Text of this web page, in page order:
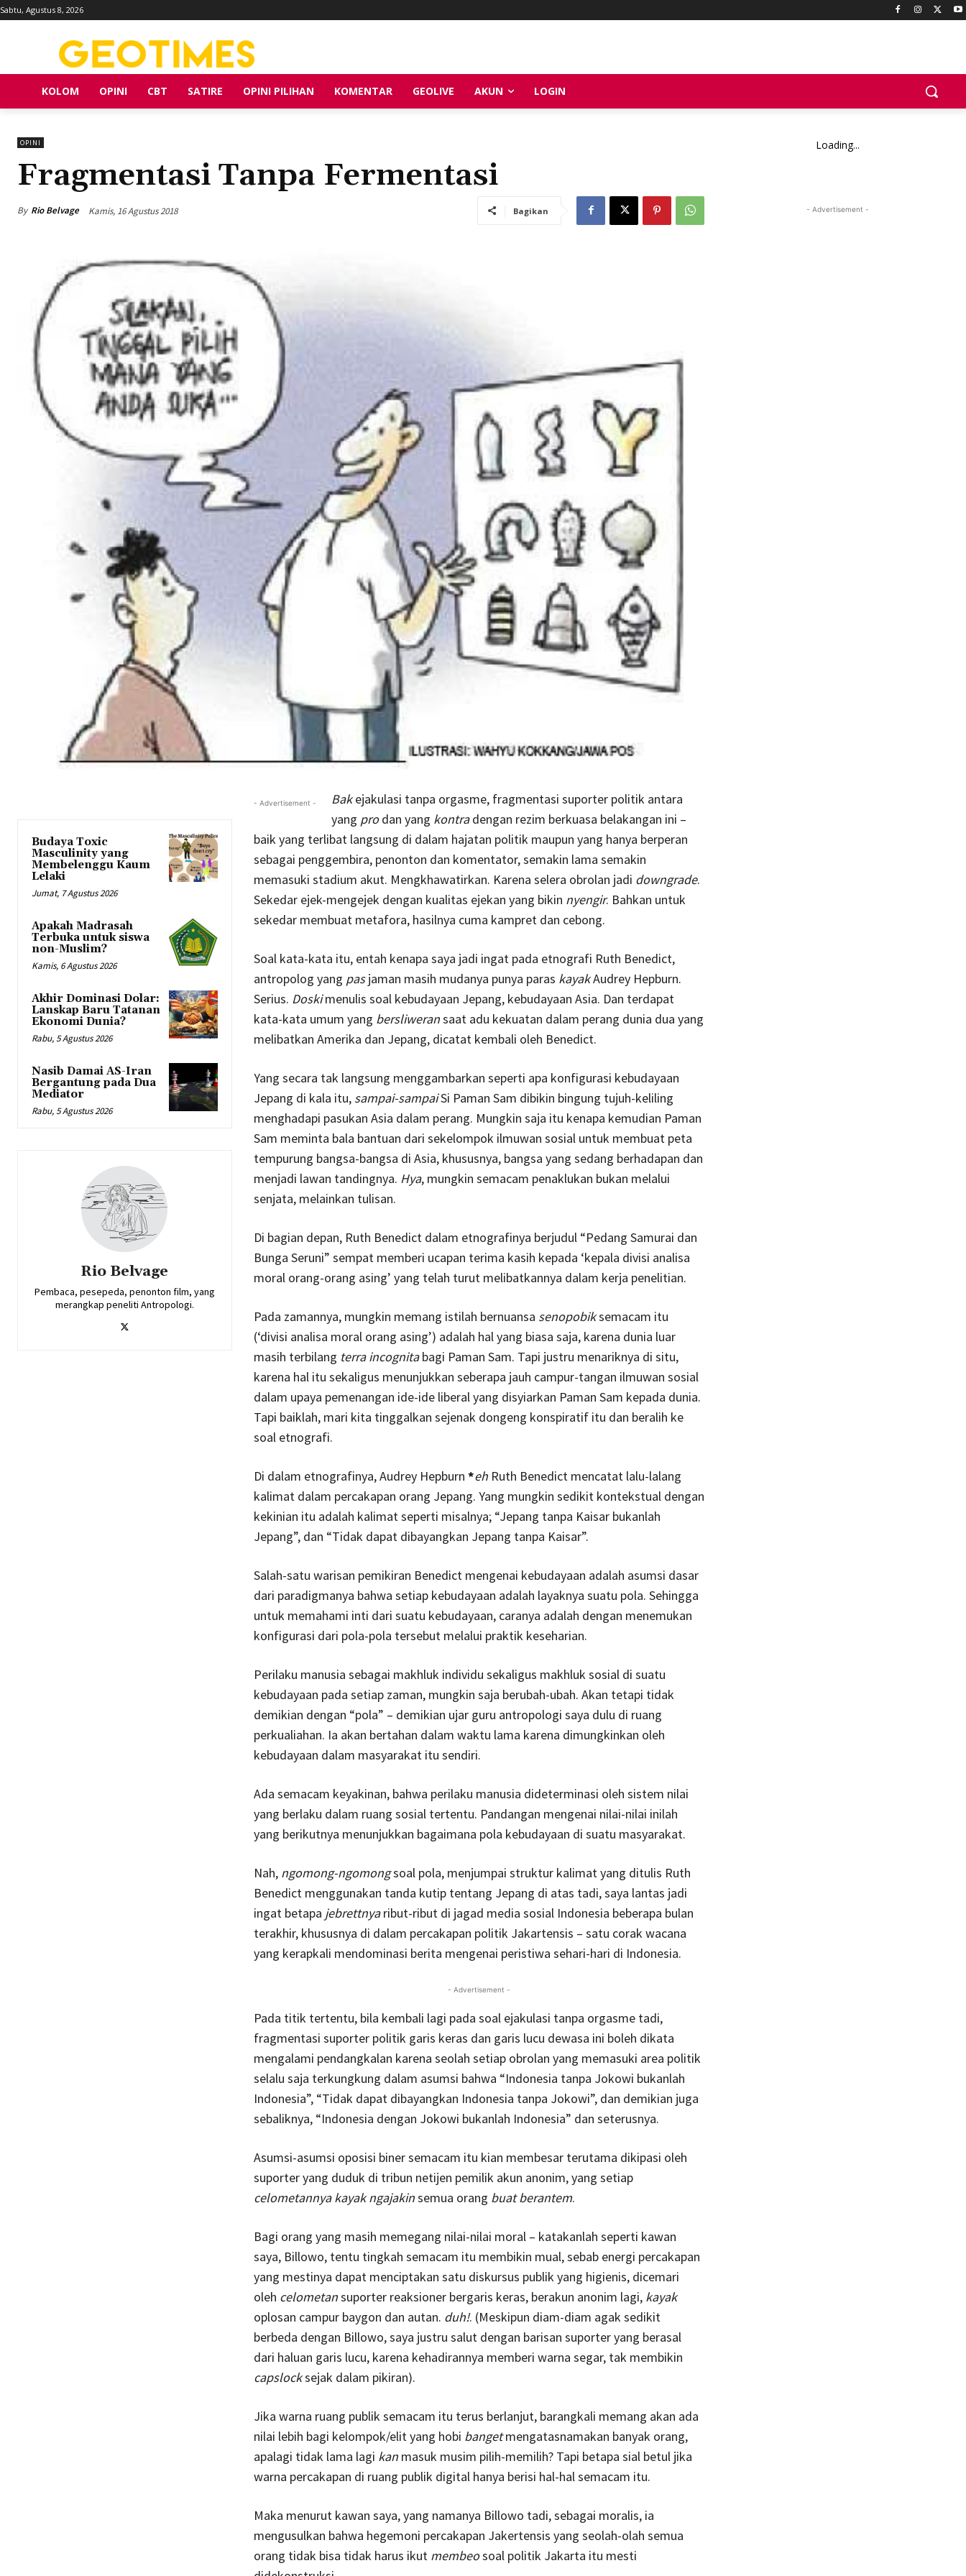
Sabtu, Agustus 8, 2026
KOLOM OPINI CBT SATIRE OPINI PILIHAN KOMENTAR GEOLIVE AKUN LOGIN
OPINI
Fragmentasi Tanpa Fermentasi
By Rio Belvage Kamis, 16 Agustus 2018 Bagikan
Budaya Toxic
Masculinity yang
Membelenggu Kaum
Lelaki
Jumat, 7 Agustus 2026
Apakah Madrasah
Terbuka untuk siswa
non-Muslim?
Kamis, 6 Agustus 2026
Akhir Dominasi Dolar:
Lanskap Baru Tatanan
Ekonomi Dunia?
Rabu, 5 Agustus 2026
Nasib Damai AS-Iran
Bergantung pada Dua
Mediator
Rabu, 5 Agustus 2026
Rio Belvage
Pembaca, pesepeda, penonton film, yang
merangkap peneliti Antropologi.
- Advertisement - Bakejakulasi tanpa orgasme, fragmentasi suporter politik antara
yang prodan yang kontradengan rezim berkuasa belakangan ini –
baik yang terlibat langsung di dalam hajatan politik maupun yang hanya berperan
sebagai penggembira, penonton dan komentator, semakin lama semakin
memasuki stadium akut. Mengkhawatirkan. Karena selera obrolan jadi downgrade.
Sekedar ejek-mengejek dengan kualitas ejekan yang bikin nyengir. Bahkan untuk
sekedar membuat metafora, hasilnya cuma kampret dan cebong.
Soal kata-kata itu, entah kenapa saya jadi ingat pada etnografi Ruth Benedict,
antropolog yang pasjaman masih mudanya punya paras kayakAudrey Hepburn.
Serius. Doskimenulis soal kebudayaan Jepang, kebudayaan Asia. Dan terdapat
kata-kata umum yang bersliweransaat adu kekuatan dalam perang dunia dua yang
melibatkan Amerika dan Jepang, dicatat kembali oleh Benedict.
Yang secara tak langsung menggambarkan seperti apa konfigurasi kebudayaan
Jepang di kala itu, sampai-sampaiSi Paman Sam dibikin bingung tujuh-keliling
menghadapi pasukan Asia dalam perang. Mungkin saja itu kenapa kemudian Paman
Sam meminta bala bantuan dari sekelompok ilmuwan sosial untuk membuat peta
tempurung bangsa-bangsa di Asia, khususnya, bangsa yang sedang berhadapan dan
menjadi lawan tandingnya. Hya, mungkin semacam penaklukan bukan melalui
senjata, melainkan tulisan.
Di bagian depan, Ruth Benedict dalam etnografinya berjudul “Pedang Samurai dan
Bunga Seruni” sempat memberi ucapan terima kasih kepada ‘kepala divisi analisa
moral orang-orang asing’ yang telah turut melibatkannya dalam kerja penelitian.
Pada zamannya, mungkin memang istilah bernuansa senopobiksemacam itu
(‘divisi analisa moral orang asing’) adalah hal yang biasa saja, karena dunia luar
masih terbilang terra incognitabagi Paman Sam. Tapi justru menariknya di situ,
karena hal itu sekaligus menunjukkan seberapa jauh campur-tangan ilmuwan sosial
dalam upaya pemenangan ide-ide liberal yang disyiarkan Paman Sam kepada dunia.
Tapi baiklah, mari kita tinggalkan sejenak dongeng konspiratif itu dan beralih ke
soal etnografi.
Di dalam etnografinya, Audrey Hepburn *ehRuth Benedict mencatat lalu-lalang
kalimat dalam percakapan orang Jepang. Yang mungkin sedikit kontekstual dengan
kekinian itu adalah kalimat seperti misalnya; “Jepang tanpa Kaisar bukanlah
Jepang”, dan “Tidak dapat dibayangkan Jepang tanpa Kaisar”.
Salah-satu warisan pemikiran Benedict mengenai kebudayaan adalah asumsi dasar
dari paradigmanya bahwa setiap kebudayaan adalah layaknya suatu pola. Sehingga
untuk memahami inti dari suatu kebudayaan, caranya adalah dengan menemukan
konfigurasi dari pola-pola tersebut melalui praktik keseharian.
Perilaku manusia sebagai makhluk individu sekaligus makhluk sosial di suatu
kebudayaan pada setiap zaman, mungkin saja berubah-ubah. Akan tetapi tidak
demikian dengan “pola” – demikian ujar guru antropologi saya dulu di ruang
perkualiahan. Ia akan bertahan dalam waktu lama karena dimungkinkan oleh
kebudayaan dalam masyarakat itu sendiri.
Ada semacam keyakinan, bahwa perilaku manusia dideterminasi oleh sistem nilai
yang berlaku dalam ruang sosial tertentu. Pandangan mengenai nilai-nilai inilah
yang berikutnya menunjukkan bagaimana pola kebudayaan di suatu masyarakat.
Nah, ngomong-ngomongsoal pola, menjumpai struktur kalimat yang ditulis Ruth
Benedict menggunakan tanda kutip tentang Jepang di atas tadi, saya lantas jadi
ingat betapa jebrettnyaribut-ribut di jagad media sosial Indonesia beberapa bulan
terakhir, khususnya di dalam percakapan politik Jakartensis – satu corak wacana
yang kerapkali mendominasi berita mengenai peristiwa sehari-hari di Indonesia.
- Advertisement -
Pada titik tertentu, bila kembali lagi pada soal ejakulasi tanpa orgasme tadi,
fragmentasi suporter politik garis keras dan garis lucu dewasa ini boleh dikata
mengalami pendangkalan karena seolah setiap obrolan yang memasuki area politik
selalu saja terkungkung dalam asumsi bahwa “Indonesia tanpa Jokowi bukanlah
Indonesia”, “Tidak dapat dibayangkan Indonesia tanpa Jokowi”, dan demikian juga
sebaliknya, “Indonesia dengan Jokowi bukanlah Indonesia” dan seterusnya.
Asumsi-asumsi oposisi biner semacam itu kian membesar terutama dikipasi oleh
suporter yang duduk di tribun netijen pemilik akun anonim, yang setiap
celometannya kayak ngajakinsemua orang buat berantem.
Bagi orang yang masih memegang nilai-nilai moral – katakanlah seperti kawan
saya, Billowo, tentu tingkah semacam itu membikin mual, sebab energi percakapan
yang mestinya dapat menciptakan satu diskursus publik yang higienis, dicemari
oleh celometansuporter reaksioner bergaris keras, berakun anonim lagi, kayak
oplosan campur baygon dan autan. duh!. (Meskipun diam-diam agak sedikit
berbeda dengan Billowo, saya justru salut dengan barisan suporter yang berasal
dari haluan garis lucu, karena kehadirannya memberi warna segar, tak membikin
capslocksejak dalam pikiran).
Jika warna ruang publik semacam itu terus berlanjut, barangkali memang akan ada
nilai lebih bagi kelompok/elit yang hobi bangetmengatasnamakan banyak orang,
apalagi tidak lama lagi kanmasuk musim pilih-memilih? Tapi betapa sial betul jika
warna percakapan di ruang publik digital hanya berisi hal-hal semacam itu.
Maka menurut kawan saya, yang namanya Billowo tadi, sebagai moralis, ia
mengusulkan bahwa hegemoni percakapan Jakertensis yang seolah-olah semua
orang tidak bisa tidak harus ikut membeosoal politik Jakarta itu mesti
Loading...
- Advertisement -